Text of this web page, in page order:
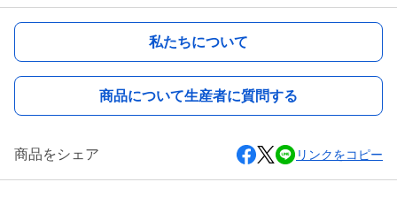
私たちについて
商品について生産者に質問する
商品をシェア リンクをコピー